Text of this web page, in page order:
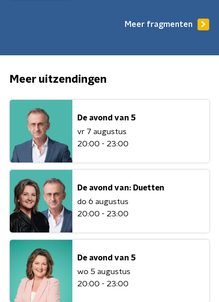
Meer fragmenten
Meer uitzendingen
De avond van 5
vr 7 augustus
20:00 - 23:00
De avond van: Duetten
do 6 augustus
20:00 - 23:00
De avond van 5
wo 5 augustus
20:00 - 23:00